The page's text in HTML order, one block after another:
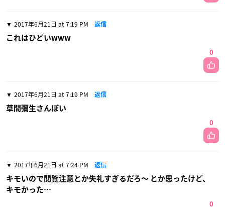
2017年6月21日 at 7:19 PM 返信
これはひどいwww
0
2017年6月21日 at 7:19 PM 返信
草間彌生さんぽい
0
2017年6月21日 at 7:24 PM 返信
キモいので閲覧注意とか失礼すぎるだろ〜 とか思ったけど、
キモかった…
0